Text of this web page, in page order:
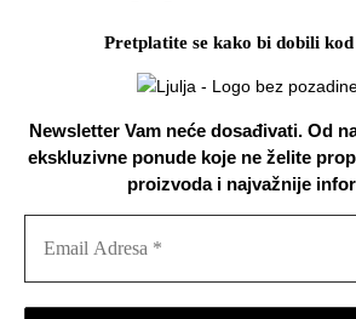
Pretplatite se kako bi dobili kod
Newsletter Vam neće dosađivati. Od
ekskluzivne ponude koje ne želite
proizvoda i najvažnije